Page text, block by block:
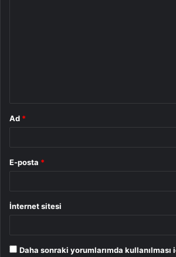
Ad *
E-posta *
İnternet sitesi
Daha sonraki yorumlarımda kullanılması